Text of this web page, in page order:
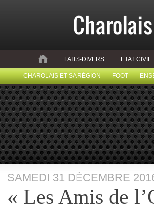
FAITS-DIVERS ETAT CIVIL
CHAROLAIS ET SA RÉGION FOOT
SAMEDI 31 DÉCEMBRE
« Les Amis de